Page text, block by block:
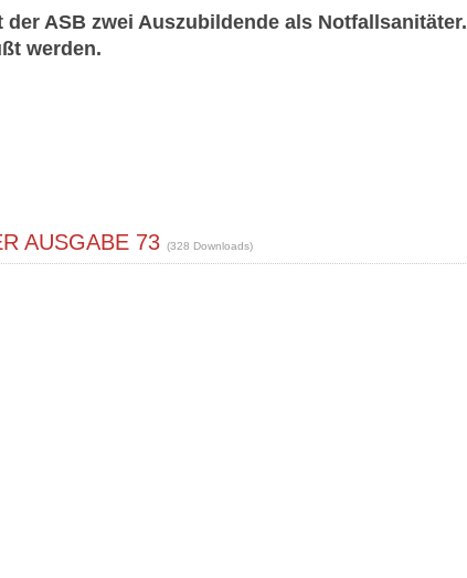
ASB zwei Auszubildende als Notfallsanitäter.
werden.
AUSGABE 73 (328 Downloads)